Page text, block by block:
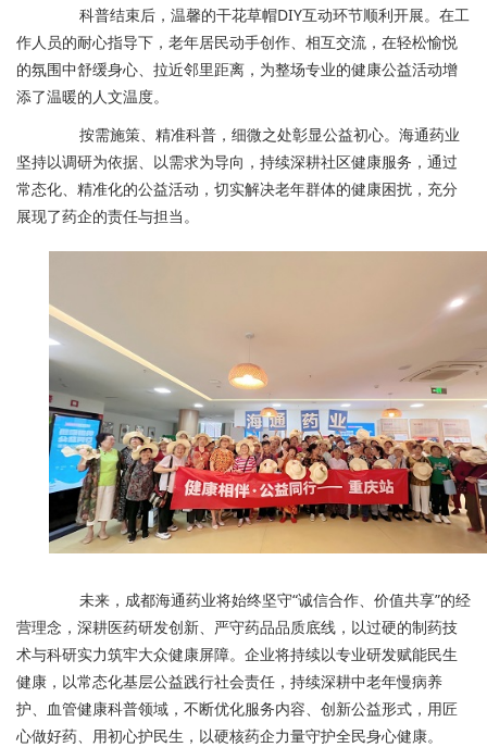
科普结束后，温馨的干花草帽DIY互动环节顺利开展。在工
作人员的耐心指导下，老年居民动手创作、相互交流，在轻松愉悦
的氛围中舒缓身心、拉近邻里距离，为整场专业的健康公益活动增
添了温暖的人文温度。
按需施策、精准科普，细微之处彰显公益初心。海通药业
坚持以调研为依据、以需求为导向，持续深耕社区健康服务，通过
常态化、精准化的公益活动，切实解决老年群体的健康困扰，充分
展现了药企的责任与担当。
未来，成都海通药业将始终坚守“诚信合作、价值共享”的经
营理念，深耕医药研发创新、严守药品品质底线，以过硬的制药技
术与科研实力筑牢大众健康屏障。企业将持续以专业研发赋能民生
健康，以常态化基层公益践行社会责任，持续深耕中老年慢病养
护、血管健康科普领域，不断优化服务内容、创新公益形式，用匠
心做好药、用初心护民生，以硬核药企力量守护全民身心健康。